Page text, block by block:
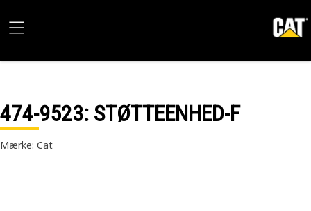
474-9523: STØTTEENHED-F
Mærke: Cat